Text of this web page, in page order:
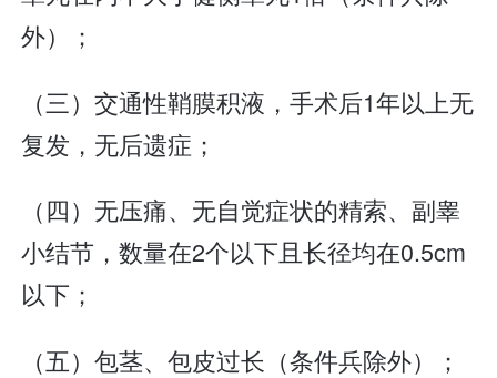
外）；
（三）交通性鞘膜积液，手术后1年以上无
复发，无后遗症；
（四）无压痛、无自觉症状的精索、副睾
小结节，数量在2个以下且长径均在0.5cm
以下；
（五）包茎、包皮过长（条件兵除外）；